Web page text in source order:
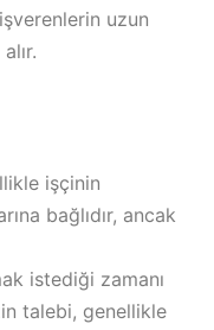
uzun
işçinin
bağlıdır, ancak
istediği zamanı
talebi, genellikle